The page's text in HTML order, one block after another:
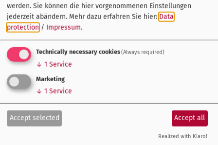
werden. Sie können die hier vorgenommenen Einstellungen
jederzeit abändern. Mehr dazu erfahren Sie hier: Data
protection / Impressum.
Technically necessary cookies(Always required)
↓ 1 Service
Marketing
↓ 1 Service
Accept selected Accept all
Realized with Klaro!